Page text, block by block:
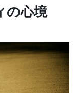
の心境